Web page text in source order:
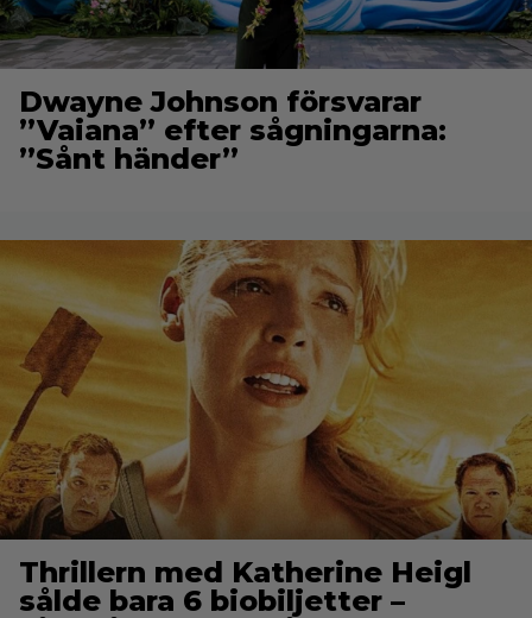
Dwayne Johnson försvarar
”Vaiana” efter sågningarna:
”Sånt händer”
Thrillern med Katherine Heigl
sålde bara 6 biobiljetter –